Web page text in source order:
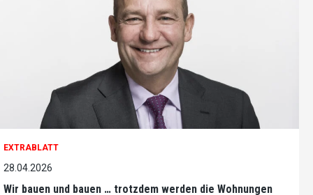
EXTRABLATT
28.04.2026
Wir bauen und bauen … trotzdem werden die Wohnungen